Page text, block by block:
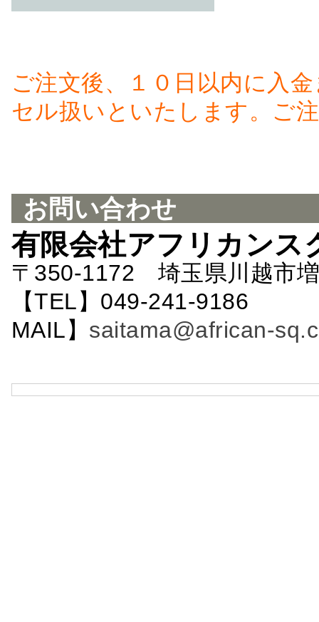
ご注文後、１０日以内に入
セル扱いといたします。ご
お問い合わせ
有限会社アフリカンス
〒350-1172 埼玉県川越市
【TEL】049-241-
MAIL】 saitama@african-